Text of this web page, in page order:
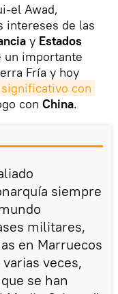
el Awad,
intereses de las
y Estados
un importante
Fría y hoy
con
con China.
siempre
militares,
en Marruecos
veces,
se han